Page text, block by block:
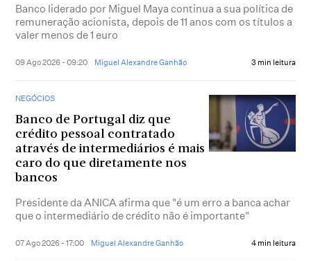
Banco liderado por Miguel Maya continua a sua política de
remuneração acionista, depois de 11 anos com os títulos a
valer menos de 1 euro
09 Ago 2026 - 09:20 Miguel Alexandre Ganhão 3 min leitura
NEGÓCIOS
Banco de Portugal diz que
crédito pessoal contratado
através de intermediários é mais
caro do que diretamente nos
bancos
Presidente da ANICA afirma que "é um erro a banca achar
que o intermediário de crédito não é importante"
07 Ago 2026 - 17:00 Miguel Alexandre Ganhão 4 min leitura